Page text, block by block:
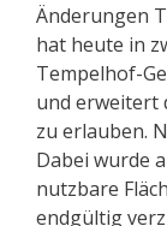
Änderungen
hat heute in
Tempelhof-
und erweitert
zu erlauben.
Dabei wurde
nutzbare
endgültig